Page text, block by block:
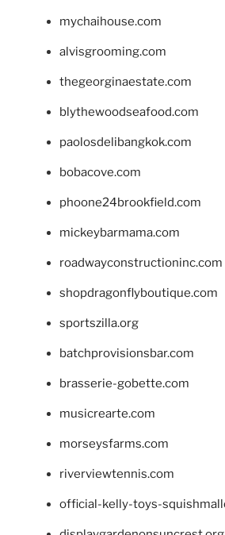
mychaihouse.com
alvisgrooming.com
thegeorginaestate.com
blythewoodseafood.com
paolosdelibangkok.com
bobacove.com
phoone24brookfield.com
mickeybarmama.com
roadwayconstructioninc.com
shopdragonflyboutique.com
sportszilla.org
batchprovisionsbar.com
brasserie-gobette.com
musicrearte.com
morseysfarms.com
riverviewtennis.com
official-kelly-toys-